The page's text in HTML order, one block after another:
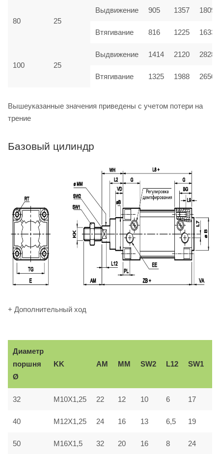
80 25
Выдвижение 905 1357 1809
Втягивание 816 1225 1633
100 25
Выдвижение 1414 2120 2828
Втягивание 1325 1988 2650
Вышеуказанные значения приведены с учетом потери на
трение
Базовый цилиндр
+ Дополнительный ход
Диаметр
поршня
Ø
KK AM ММ SW2 L12 SW1
32 M10X1,25 22 12 10 6 17
40 M12X1,25 24 16 13 6,5 19
50 M16X1,5 32 20 16 8 24